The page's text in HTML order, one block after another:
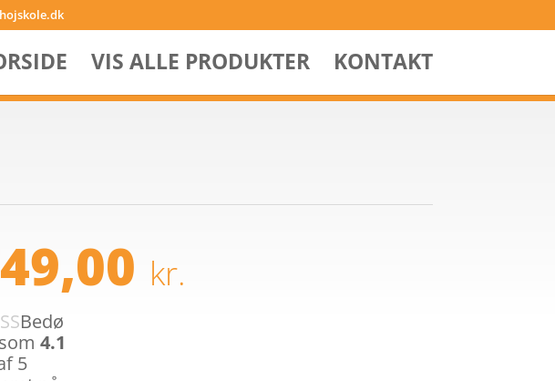
VIS ALLE PRODUKTER KONTAKT
kr.
Bedø
4.1
5